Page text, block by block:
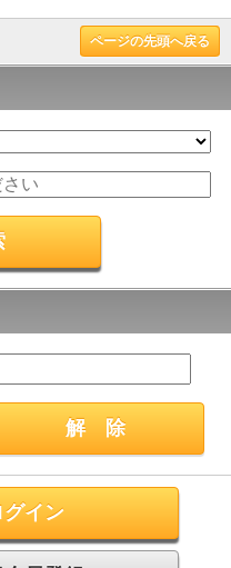
ページの先頭へ戻る
グイン